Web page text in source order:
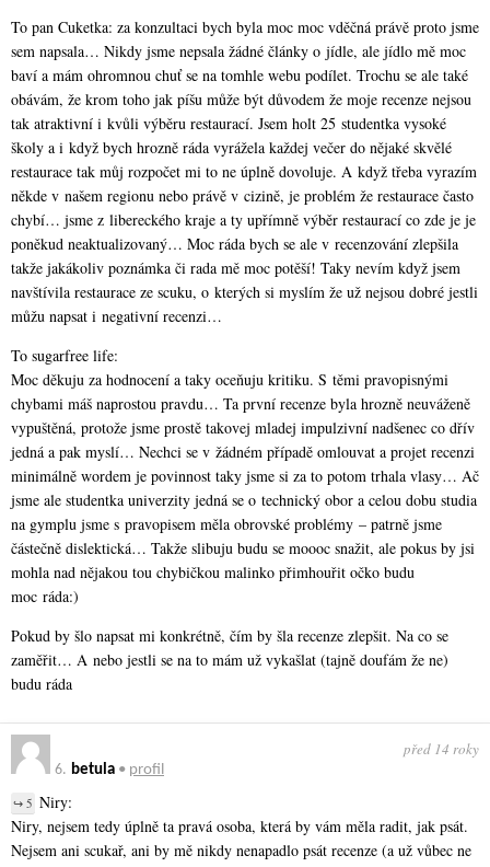
To pan Cuketka: za konzultaci bych byla moc moc vděčná právě proto jsme
sem napsala… Nikdy jsme nepsala žádné články o jídle, ale jídlo mě moc
baví a mám ohromnou chuť se na tomhle webu podílet. Trochu se ale také
obávám, že krom toho jak píšu může být důvodem že moje recenze nejsou
tak atraktivní i kvůli výběru restaurací. Jsem holt 25 studentka vysoké
školy a i když bych hrozně ráda vyrážela každej večer do nějaké skvělé
restaurace tak můj rozpočet mi to ne úplně dovoluje. A když třeba vyrazím
někde v našem regionu nebo právě v cizině, je problém že restaurace často
chybí… jsme z libereckého kraje a ty upřímně výběr restaurací co zde je je
poněkud neaktualizovaný… Moc ráda bych se ale v recenzování zlepšila
takže jakákoliv poznámka či rada mě moc potěší! Taky nevím když jsem
navštívila restaurace ze scuku, o kterých si myslím že už nejsou dobré jestli
můžu napsat i negativní recenzi…
To sugarfree life:
Moc děkuju za hodnocení a taky oceňuju kritiku. S těmi pravopisnými
chybami máš naprostou pravdu… Ta první recenze byla hrozně neuváženě
vypuštěná, protože jsme prostě takovej mladej impulzivní nadšenec co dřív
jedná a pak myslí… Nechci se v žádném případě omlouvat a projet recenzi
minimálně wordem je povinnost taky jsme si za to potom trhala vlasy… Ač
jsme ale studentka univerzity jedná se o technický obor a celou dobu studia
na gymplu jsme s pravopisem měla obrovské problémy – patrně jsme
částečně dislektická… Takže slibuju budu se moooc snažit, ale pokus by jsi
mohla nad nějakou tou chybičkou malinko přimhouřit očko budu
moc ráda:)
Pokud by šlo napsat mi konkrétně, čím by šla recenze zlepšit. Na co se
zaměřit… A nebo jestli se na to mám už vykašlat (tajně doufám že ne)
budu ráda
6. betula • profil
před 14 roky
↪ 5 Niry:
Niry, nejsem tedy úplně ta pravá osoba, která by vám měla radit, jak psát.
Nejsem ani scukař, ani by mě nikdy nenapadlo psát recenze (a už vůbec ne